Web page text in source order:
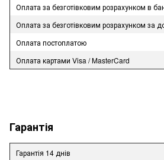
Оплата за безготівковим розрахунком в
Оплата за безготівковим розрахунком за
Оплата постоплатою
Оплата картами Visa / MasterCard
Гарантія
Гарантія 14 днів